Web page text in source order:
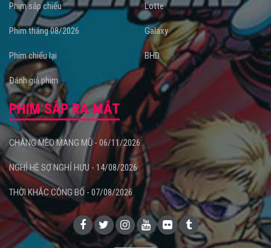
Phim sắp chiếu
Phim tháng 08/2026
Phim chiếu lại
Đánh giá phim
Lotte
Galaxy
BHD
PHIM SẮP RA MẮT
CHÀNG MÈO MANG MŨ - 06/11/2026
NGHỈ HÈ SỢ NGHỈ HƯU - 14/08/2026
THỜI KHẮC CÔNG BỐ - 07/08/2026